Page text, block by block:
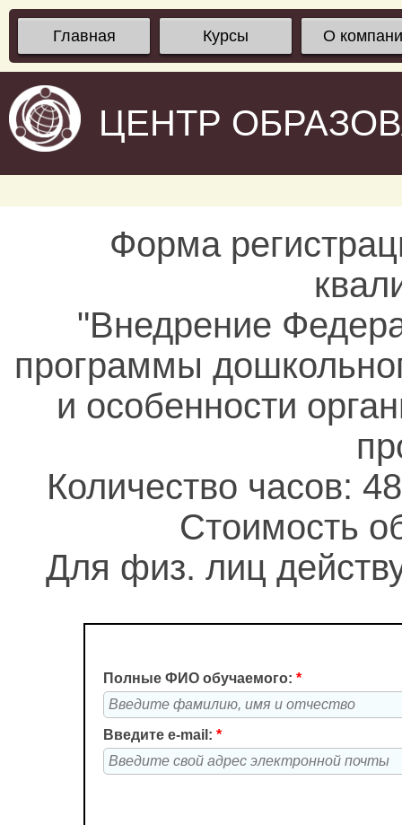
Главная Курсы О
ЦЕНТР
Форма
"Внедрение
программы
и особенности
Количество часов:
Стоимость
Для физ. лиц
Полные ФИО обучаемого: *
Введите e-mail: *